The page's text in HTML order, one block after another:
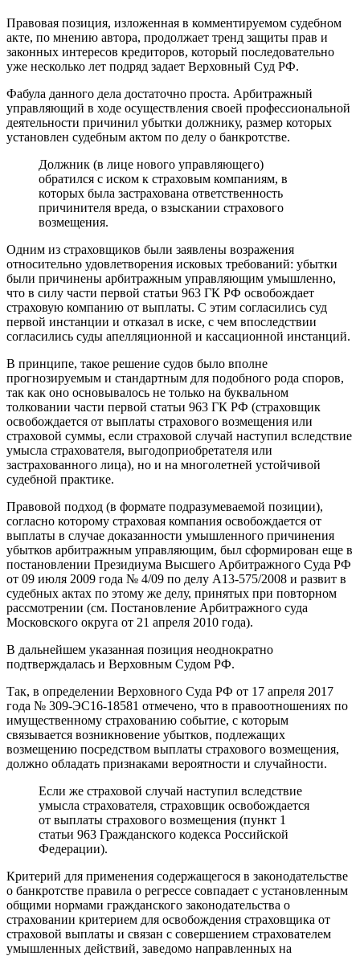
Правовая позиция, изложенная в комментируемом судебном
акте, по мнению автора, продолжает тренд защиты прав и
законных интересов кредиторов, который последовательно
уже несколько лет подряд задает Верховный Суд РФ.
Фабула данного дела достаточно проста. Арбитражный
управляющий в ходе осуществления своей профессиональной
деятельности причинил убытки должнику, размер которых
установлен судебным актом по делу о банкротстве.
Должник (в лице нового управляющего)
обратился с иском к страховым компаниям, в
которых была застрахована ответственность
причинителя вреда, о взыскании страхового
возмещения.
Одним из страховщиков были заявлены возражения
относительно удовлетворения исковых требований: убытки
были причинены арбитражным управляющим умышленно,
что в силу части первой статьи 963 ГК РФ освобождает
страховую компанию от выплаты. С этим согласились суд
первой инстанции и отказал в иске, с чем впоследствии
согласились суды апелляционной и кассационной инстанций.
В принципе, такое решение судов было вполне
прогнозируемым и стандартным для подобного рода споров,
так как оно основывалось не только на буквальном
толковании части первой статьи 963 ГК РФ (страховщик
освобождается от выплаты страхового возмещения или
страховой суммы, если страховой случай наступил вследствие
умысла страхователя, выгодоприобретателя или
застрахованного лица), но и на многолетней устойчивой
судебной практике.
Правовой подход (в формате подразумеваемой позиции),
согласно которому страховая компания освобождается от
выплаты в случае доказанности умышленного причинения
убытков арбитражным управляющим, был сформирован еще в
постановлении Президиума Высшего Арбитражного Суда РФ
от 09 июля 2009 года № 4/09 по делу А13-575/2008 и развит в
судебных актах по этому же делу, принятых при повторном
рассмотрении (см. Постановление Арбитражного суда
Московского округа от 21 апреля 2010 года).
В дальнейшем указанная позиция неоднократно
подтверждалась и Верховным Судом РФ.
Так, в определении Верховного Суда РФ от 17 апреля 2017
года № 309-ЭС16-18581 отмечено, что в правоотношениях по
имущественному страхованию событие, с которым
связывается возникновение убытков, подлежащих
возмещению посредством выплаты страхового возмещения,
должно обладать признаками вероятности и случайности.
Если же страховой случай наступил вследствие
умысла страхователя, страховщик освобождается
от выплаты страхового возмещения (пункт 1
статьи 963 Гражданского кодекса Российской
Федерации).
Критерий для применения содержащегося в законодательстве
о банкротстве правила о регрессе совпадает с установленным
общими нормами гражданского законодательства о
страховании критерием для освобождения страховщика от
страховой выплаты и связан с совершением страхователем
умышленных действий, заведомо направленных на